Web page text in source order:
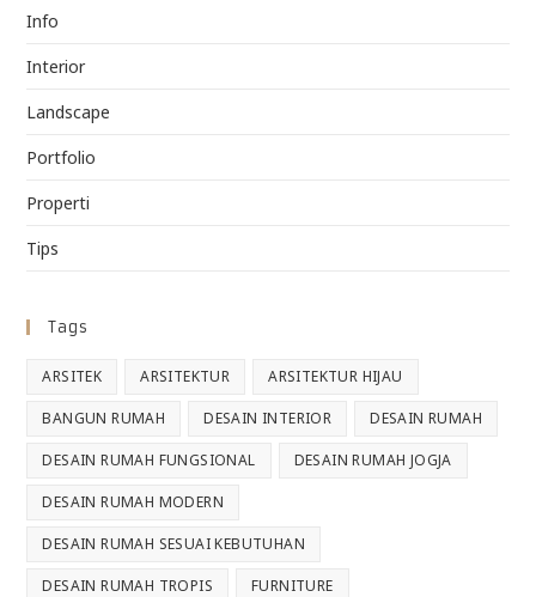
Info
Interior
Landscape
Portfolio
Properti
Tips
Tags
ARSITEK ARSITEKTUR ARSITEKTUR HIJAU
BANGUN RUMAH DESAIN INTERIOR DESAIN RUMAH
DESAIN RUMAH FUNGSIONAL DESAIN RUMAH JOGJA
DESAIN RUMAH MODERN
DESAIN RUMAH SESUAI KEBUTUHAN
DESAIN RUMAH TROPIS FURNITURE